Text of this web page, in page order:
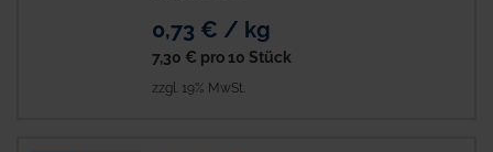
0,73 € / kg
7,30 € pro 10 Stück
zzgl. 19% MwSt.